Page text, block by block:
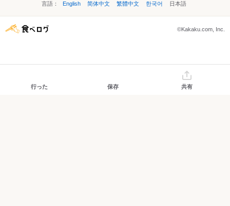
言語： English 简体中文 繁體中文 한국어 日本語
©Kakaku.com, Inc.
行った 保存 共有